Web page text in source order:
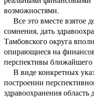
возможностями.
Все это вместе взятое
сомнения, дать
Тамбовского округа
опирающиеся на
перспективы ближайшего
В виде конкретных
построении
здравоохра­нения область